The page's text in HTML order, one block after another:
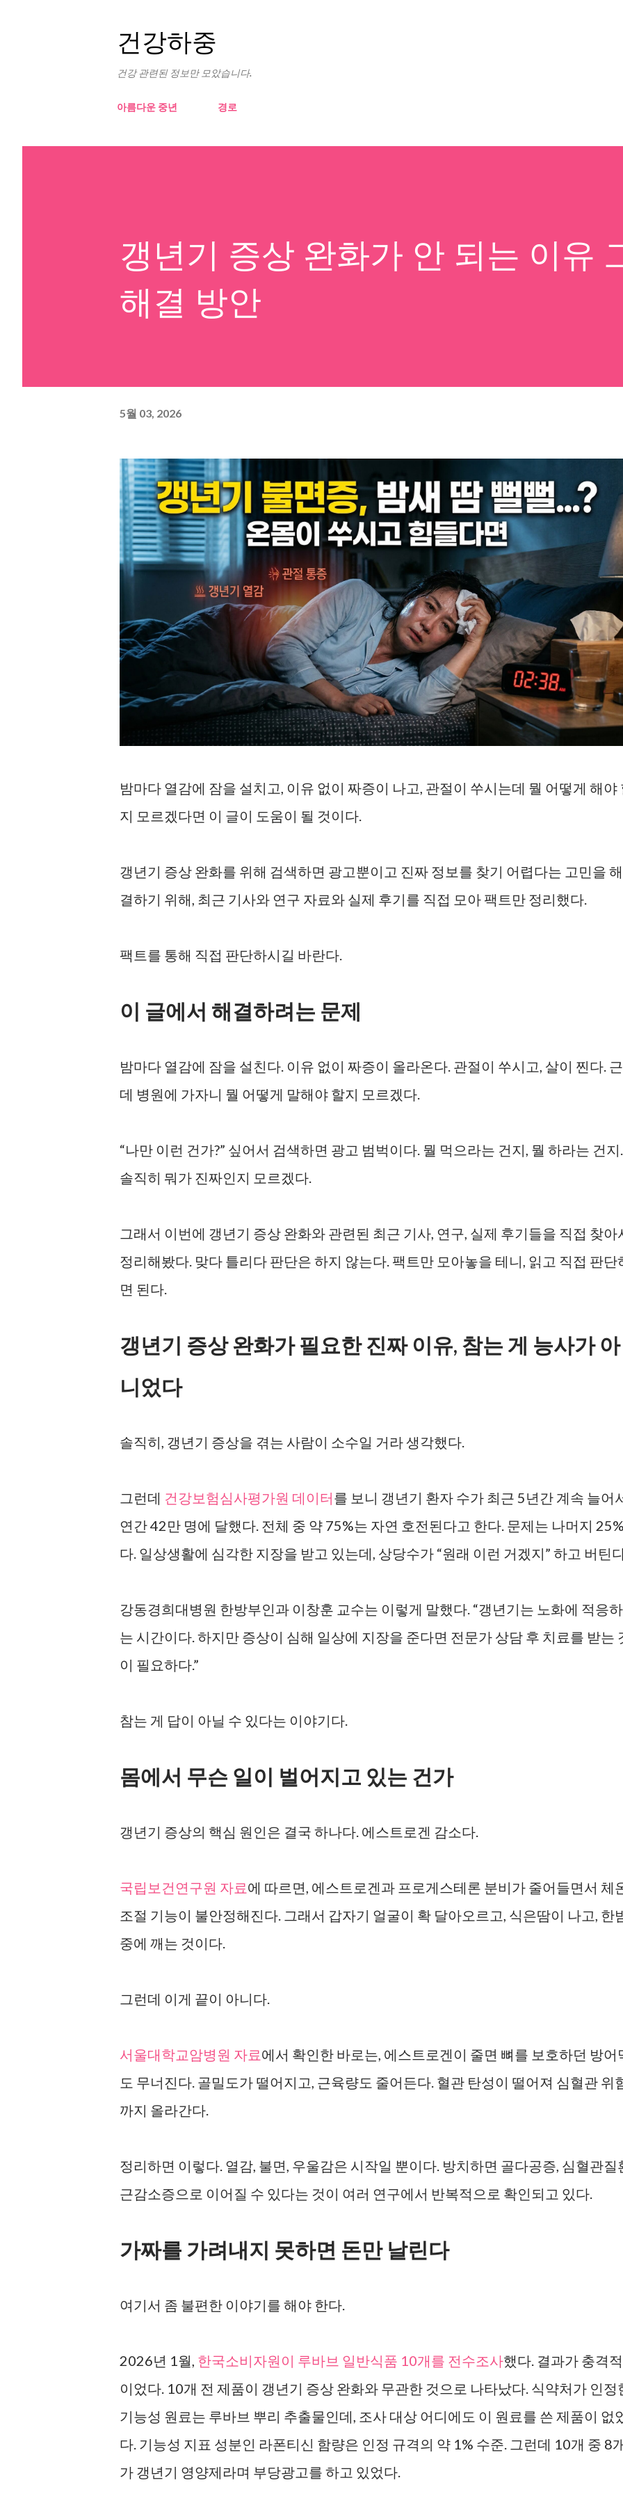
건강하중
건강 관련된 정보만 모았습니다.
아름다운 중년 경로
갱년기 증상 완화가 안 되는 이유
해결 방안
5월 03, 2026
밤마다 열감에 잠을 설치고, 이유 없이 짜증이 나고, 관절이 쑤시는데 뭘 어떻게 해야
지 모르겠다면 이 글이 도움이 될 것이다.
갱년기 증상 완화를 위해 검색하면 광고뿐이고 진짜 정보를 찾기 어렵다는 고민을 해
결하기 위해, 최근 기사와 연구 자료와 실제 후기를 직접 모아 팩트만 정리했다.
팩트를 통해 직접 판단하시길 바란다.
이 글에서 해결하려는 문제
밤마다 열감에 잠을 설친다. 이유 없이 짜증이 올라온다. 관절이 쑤시고, 살이 찐다. 근
데 병원에 가자니 뭘 어떻게 말해야 할지 모르겠다.
“나만 이런 건가?” 싶어서 검색하면 광고 범벅이다. 뭘 먹으라는 건지, 뭘 하라는 건지.
솔직히 뭐가 진짜인지 모르겠다.
그래서 이번에 갱년기 증상 완화와 관련된 최근 기사, 연구, 실제 후기들을 직접 찾아
정리해봤다. 맞다 틀리다 판단은 하지 않는다. 팩트만 모아놓을 테니, 읽고 직접 판단
면 된다.
갱년기 증상 완화가 필요한 진짜 이유, 참는 게 능사가 아
니었다
솔직히, 갱년기 증상을 겪는 사람이 소수일 거라 생각했다.
그런데 건강보험심사평가원 데이터를 보니 갱년기 환자 수가 최근 5년간 계속 늘어
연간 42만 명에 달했다. 전체 중 약 75%는 자연 호전된다고 한다. 문제는 나머지
다. 일상생활에 심각한 지장을 받고 있는데, 상당수가 “원래 이런 거겠지” 하고 버틴
강동경희대병원 한방부인과 이창훈 교수는 이렇게 말했다. “갱년기는 노화에 적응하
는 시간이다. 하지만 증상이 심해 일상에 지장을 준다면 전문가 상담 후 치료를 받는
이 필요하다.”
참는 게 답이 아닐 수 있다는 이야기다.
몸에서 무슨 일이 벌어지고 있는 건가
갱년기 증상의 핵심 원인은 결국 하나다. 에스트로겐 감소다.
국립보건연구원 자료에 따르면, 에스트로겐과 프로게스테론 분비가 줄어들면서 체
조절 기능이 불안정해진다. 그래서 갑자기 얼굴이 확 달아오르고, 식은땀이 나고, 한
중에 깨는 것이다.
그런데 이게 끝이 아니다.
서울대학교암병원 자료에서 확인한 바로는, 에스트로겐이 줄면 뼈를 보호하던 방어
도 무너진다. 골밀도가 떨어지고, 근육량도 줄어든다. 혈관 탄성이 떨어져 심혈관 위
까지 올라간다.
정리하면 이렇다. 열감, 불면, 우울감은 시작일 뿐이다. 방치하면 골다공증, 심혈관질
근감소증으로 이어질 수 있다는 것이 여러 연구에서 반복적으로 확인되고 있다.
가짜를 가려내지 못하면 돈만 날린다
여기서 좀 불편한 이야기를 해야 한다.
2026년 1월, 한국소비자원이 루바브 일반식품 10개를 전수조사했다. 결과가 충격적
이었다. 10개 전 제품이 갱년기 증상 완화와 무관한 것으로 나타났다. 식약처가 인정
기능성 원료는 루바브 뿌리 추출물인데, 조사 대상 어디에도 이 원료를 쓴 제품이 없
다. 기능성 지표 성분인 라폰티신 함량은 인정 규격의 약 1% 수준. 그런데 10개 중 8
가 갱년기 영양제라며 부당광고를 하고 있었다.